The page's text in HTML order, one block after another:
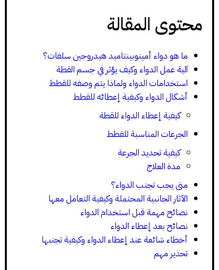
محتوى المقالة
ما هو دواء أمينوبينتاميد هيدروجين سلفات؟
آلية عمل الدواء وكيف يؤثر في جسم القطة
استخدامات الدواء ولماذا يتم وصفه للقطط
أشكال الدواء وكيفية إعطائه للقطط
كيفية إعطاء الدواء للقطة
الجرعات المناسبة للقطط
كيفية تحديد الجرعة
مدة العلاج
متى يجب تجنب الدواء؟
الآثار الجانبية المحتملة وكيفية التعامل معها
نصائح مهمة قبل استخدام الدواء
نصائح بعد إعطاء الدواء
أخطاء شائعة عند إعطاء الدواء وكيفية تجنبها
تحذير مهم